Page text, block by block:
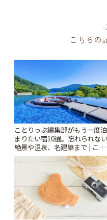
こちらの
ことりっぷ編集部がもう一度泊
まりたい宿10選。忘れられない
絶景や温泉、名建築まで | こと
りっぷ